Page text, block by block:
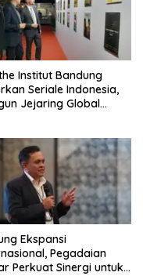
Institut Bandung
Seriale Indonesia,
Jejaring Global
Ekspansi
Pegadaian
Perkuat Sinergi untuk